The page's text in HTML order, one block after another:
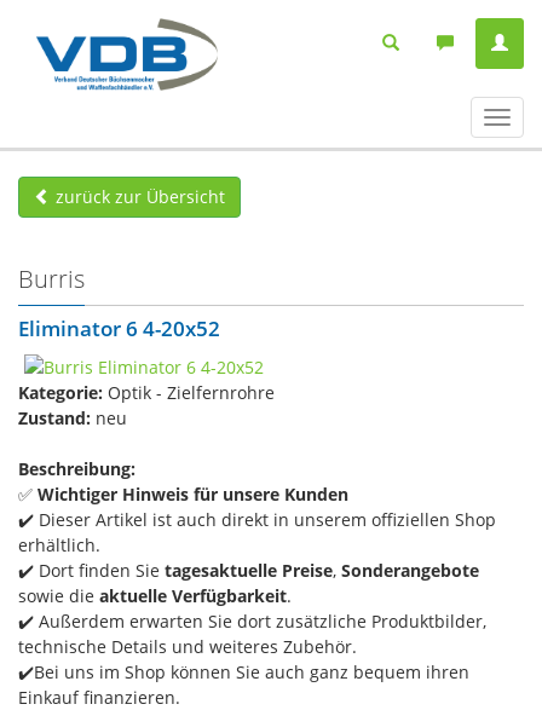
ein-/
zurück zur Übersicht
Burris
Eliminator 6 4-20x52
Kategorie: Optik - Zielfernrohre
Zustand: neu
Beschreibung:
✅ Wichtiger Hinweis für unsere Kunden
✔️ Dieser Artikel ist auch direkt in unserem offiziellen Shop
erhältlich.
✔️ Dort finden Sie tagesaktuelle Preise, Sonderangebote
sowie die aktuelle Verfügbarkeit.
✔️ Außerdem erwarten Sie dort zusätzliche Produktbilder,
technische Details und weiteres Zubehör.
✔️Bei uns im Shop können Sie auch ganz bequem ihren
Einkauf finanzieren.